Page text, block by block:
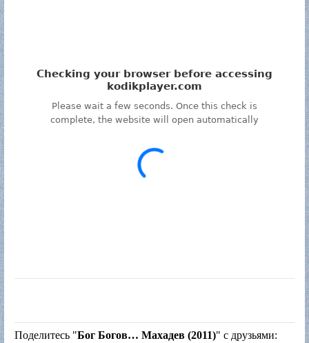
Поделитесь "Бог Богов… Махадев (2011)" с друзьями: